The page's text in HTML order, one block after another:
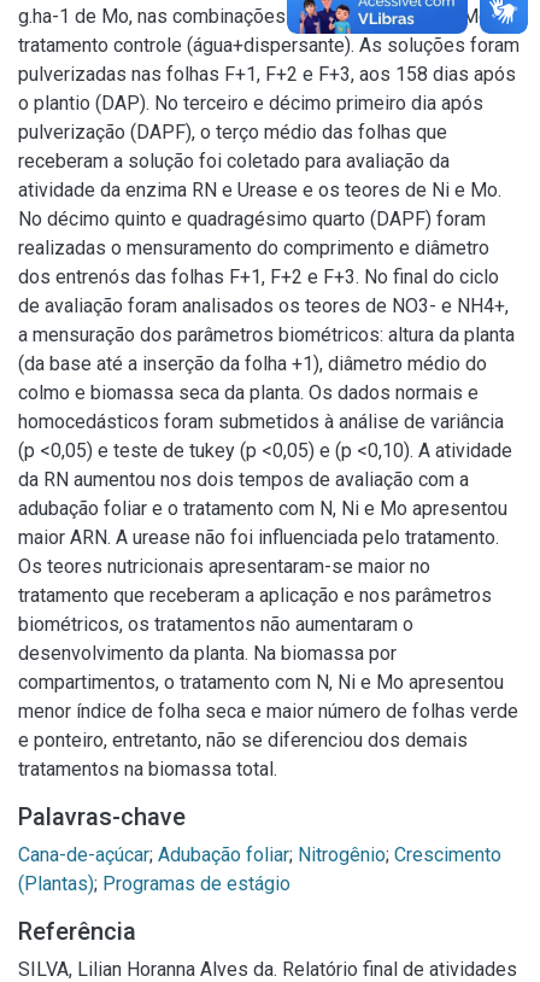
g.ha-1 de Mo, nas combinações N, Ni+Mo e N + Ni + Mo e o
tratamento controle (água+dispersante). As soluções foram
pulverizadas nas folhas F+1, F+2 e F+3, aos 158 dias após
o plantio (DAP). No terceiro e décimo primeiro dia após
pulverização (DAPF), o terço médio das folhas que
receberam a solução foi coletado para avaliação da
atividade da enzima RN e Urease e os teores de Ni e Mo.
No décimo quinto e quadragésimo quarto (DAPF) foram
realizadas o mensuramento do comprimento e diâmetro
dos entrenós das folhas F+1, F+2 e F+3. No final do ciclo
de avaliação foram analisados os teores de NO3- e NH4+,
a mensuração dos parâmetros biométricos: altura da planta
(da base até a inserção da folha +1), diâmetro médio do
colmo e biomassa seca da planta. Os dados normais e
homocedásticos foram submetidos à análise de variância
(p <0,05) e teste de tukey (p <0,05) e (p <0,10). A atividade
da RN aumentou nos dois tempos de avaliação com a
adubação foliar e o tratamento com N, Ni e Mo apresentou
maior ARN. A urease não foi influenciada pelo tratamento.
Os teores nutricionais apresentaram-se maior no
tratamento que receberam a aplicação e nos parâmetros
biométricos, os tratamentos não aumentaram o
desenvolvimento da planta. Na biomassa por
compartimentos, o tratamento com N, Ni e Mo apresentou
menor índice de folha seca e maior número de folhas verde
e ponteiro, entretanto, não se diferenciou dos demais
tratamentos na biomassa total.
Palavras-chave
Cana-de-açúcar; Adubação foliar; Nitrogênio; Crescimento
(Plantas); Programas de estágio
Referência
SILVA, Lilian Horanna Alves da. Relatório final de atividades